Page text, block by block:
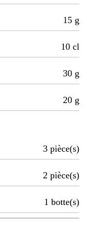
15 g
10 cl
30 g
20 g
3 pièce(s)
2 pièce(s)
1 botte(s)